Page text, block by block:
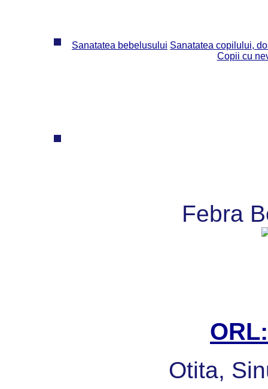
Sanatatea bebelusului Sanatatea copilului,
Copii cu
Febra
Otita,